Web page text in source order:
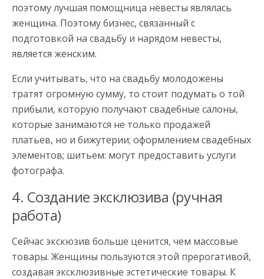
поэтому лучшая помощница невесты являлась
женщина. Поэтому бизнес, связанный с
подготовкой на свадьбу и нарядом невесты,
является женским.
Если учитывать, что на свадьбу молодожены
тратят огромную сумму, то стоит подумать о той
прибыли, которую получают свадебные салоны,
которые занимаются не только продажей
платьев, но и бижутерии; оформлением свадебных
элементов; шитьем: могут предоставить услуги
фотографа.
4. Создание эксклюзива (ручная
работа)
Сейчас экскюзив больше ценится, чем массовые
товары. Женщины пользуются этой прерогативой,
создавая эксклюзивные эстетические товары. К